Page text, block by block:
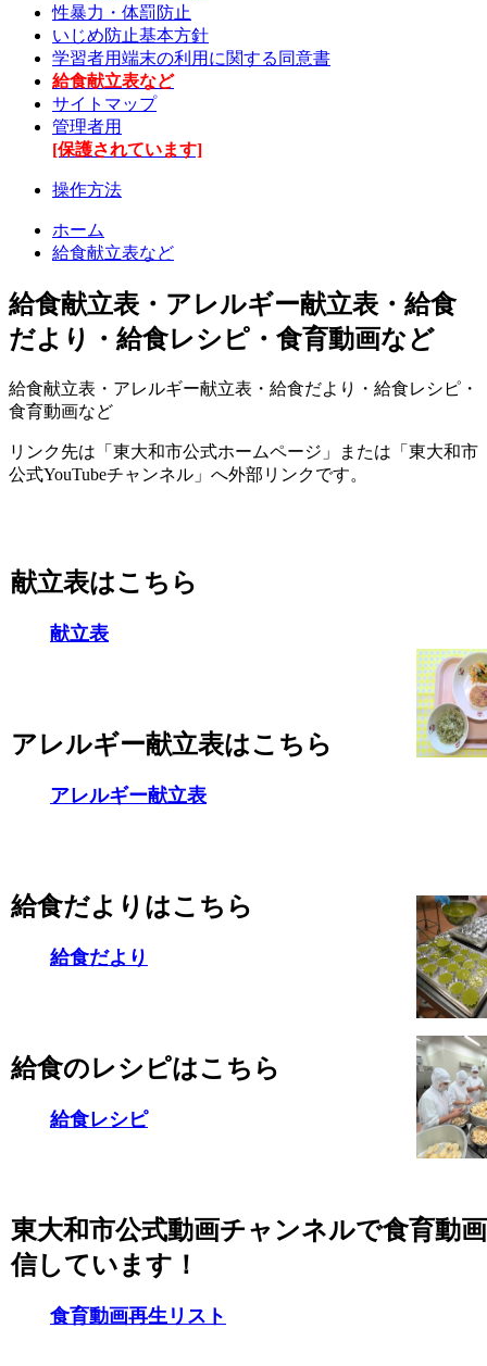
性暴力・体罰防止
いじめ防止基本方針
学習者用端末の利用に関する同意書
給食献立表など
サイトマップ
管理者用
[保護されています]
操作方法
ホーム
給食献立表など
給食献立表・アレルギー献立表・給食
だより・給食レシピ・食育動画など
給食献立表・アレルギー献立表・給食だより・給食レシピ・
食育動画など
リンク先は「東大和市公式ホームページ」または「東大和市
公式YouTubeチャンネル」へ外部リンクです。
献立表はこちら
献立表
アレルギー献立表はこちら
アレルギー献立表
給食だよりはこちら
給食だより
給食のレシピはこちら
給食レシピ
東大和市公式動画チャンネルで食育動
信しています！
食育動画再生リスト